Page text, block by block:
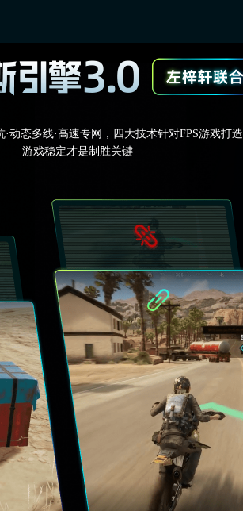
·动态多线·高速专网，四大技术针对FPS游戏打造
游戏稳定才是制胜关键